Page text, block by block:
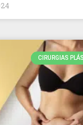
CIRURGIAS